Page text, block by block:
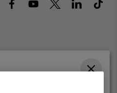
Sarl. Avenue des Morgines, 12